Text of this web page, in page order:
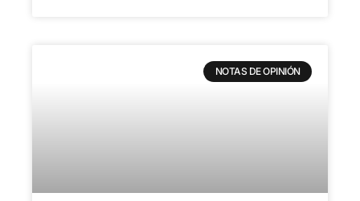
NOTAS DE OPINIÓN